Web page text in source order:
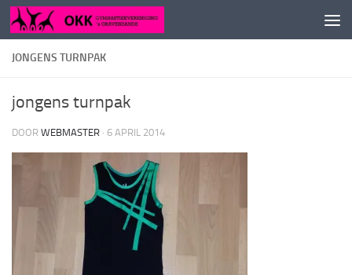
Doorgaan naar inhoud
JONGENS TURNPAK
jongens turnpak
DOOR WEBMASTER · 6 APRIL 2014